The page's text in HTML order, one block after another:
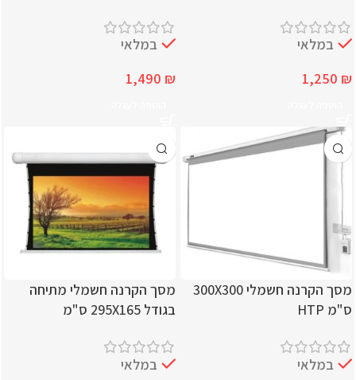
במלאי
1,250 ₪
במלאי
1,490 ₪
מסך הקרנה חשמלי 300X300
ס"מ HTP
במלאי
מסך הקרנה חשמלי מתיחה
בגודל 295X165 ס"מ
במלאי